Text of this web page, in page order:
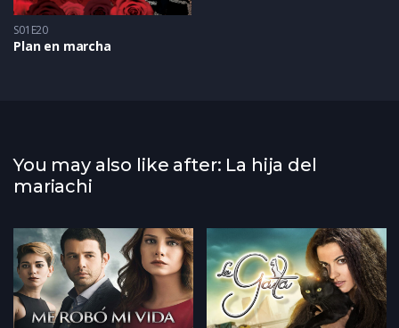
S01E20
Plan en marcha
You may also like after: La hija del
mariachi